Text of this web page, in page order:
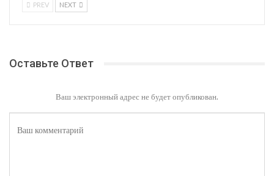
PREV NEXT
Оставьте Ответ
Ваш электронный адрес не будет опубликован.